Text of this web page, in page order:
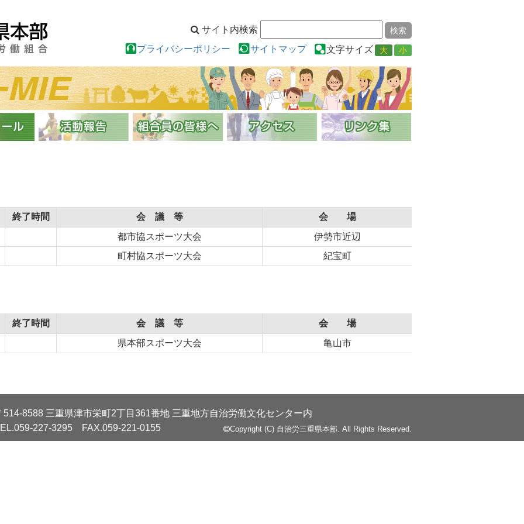
サイト内検索
プライバシーポリシー
サイトマップ 文字サイズ 大 小
終了時間 会 議 等
会 場
都市協スポーツ大会
伊勢市近辺
町村協スポーツ大会
紀宝町
終了時間 会 議 等
会 場
県本部スポーツ大会
亀山市
514-8588 三重県津市栄町2丁目361番地 三重地方自治労働文化センター内
227-3295 FAX.059-221-0155
Copyright (C) 自治労三重県本部. All Rights Reserved.